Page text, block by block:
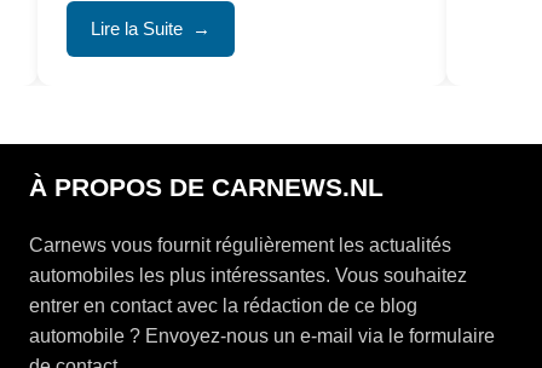
Lire la Suite
À PROPOS DE CARNEWS.NL
Carnews vous fournit régulièrement les actualités
automobiles les plus intéressantes. Vous souhaitez
entrer en contact avec la rédaction de ce blog
automobile ? Envoyez-nous un e-mail via le formulaire